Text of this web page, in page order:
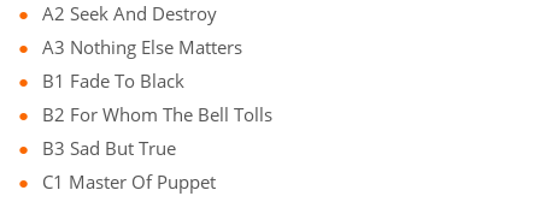
A2 Seek And Destroy
A3 Nothing Else Matters
B1 Fade To Black
B2 For Whom The Bell Tolls
B3 Sad But True
C1 Master Of Puppet